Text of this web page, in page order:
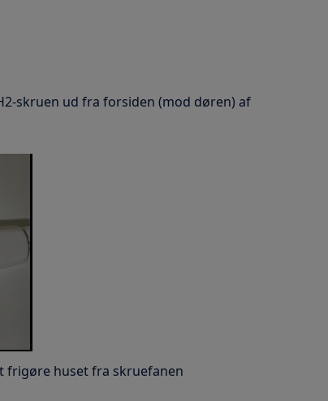
skruen ud fra forsiden (mod døren) af
frigøre huset fra skruefanen